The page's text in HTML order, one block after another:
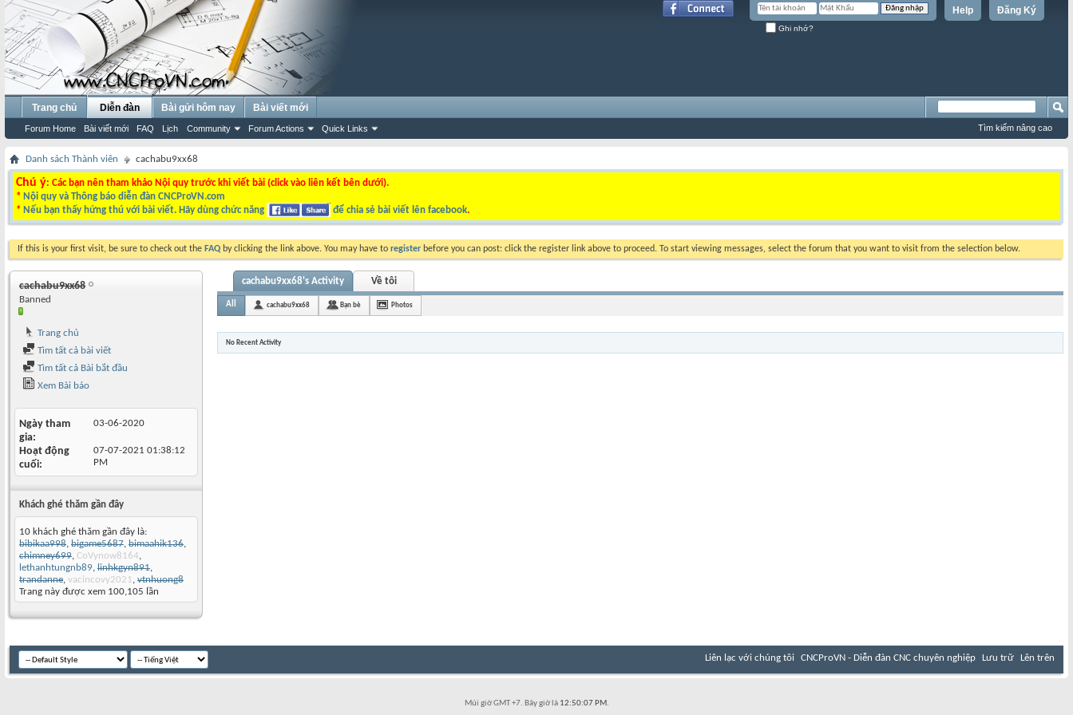
Đăng Ký
Help
Ghi nhớ?
Trang chủ Diễn đàn
Forum Home Bài viết mới FAQ Lịch Community Forum Actions Quick Links
Bài gửi hôm nay Bài viết mới
Tìm kiếm nâng cao
Danh sách Thành viên cachabu9xx68
Chú ý: Các bạn nên tham khảo Nội quy trước khi viết bài (click vào liên kết bên dưới).
* Nội quy và Thông báo diễn đàn CNCProVN.com
* Nếu bạn thấy hứng thú với bài viết. Hãy dùng chức năng để chia sẻ bài viết lên facebook.
If this is your first visit, be sure to check out the FAQ by clicking the link above. You may have to register before you can post: click the register link above to proceed. To start viewing messages, select the forum that you want to visit from the selection below.
cachabu9xx68
Banned
Trang chủ
Tìm tất cả bài viết
Tìm tất cả Bài bắt đầu
Xem Bài báo
Ngày tham
gia
03-06-2020
Hoạt động
cuối
07-07-2021 01:38:12
PM
Khách ghé thăm gần đây
10 khách ghé thăm gần đây là:
bibikaa998, bigame5687, bimaahik136,
chimney699, CoVynow8164,
lethanhtungnb89, linhkgyn891,
trandanne, vacincovy2021, vtnhuong8
Trang này được xem 100,105 lần
cachabu9xx68's Activity Về tôi
All cachabu9xx68 Bạn bè Photos
No Recent Activity
Liên lạc với chúng tôi CNCProVN - Diễn đàn CNC chuyên nghiệp Lưu trữ Lên trên
Múi giờ GMT +7. Bây giờ là 12:50:07 PM.